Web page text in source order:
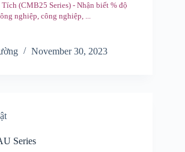
(CMB25 Series) - Nhận biết % độ
nghiệp, công nghiệp, ...
November 30, 2023
Series